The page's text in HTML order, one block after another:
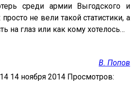
среди армии Выгодского и
не вели такой статистики, а
на глаз или как кому хотелось…
В. Попов
14 ноября 2014 Просмотров: